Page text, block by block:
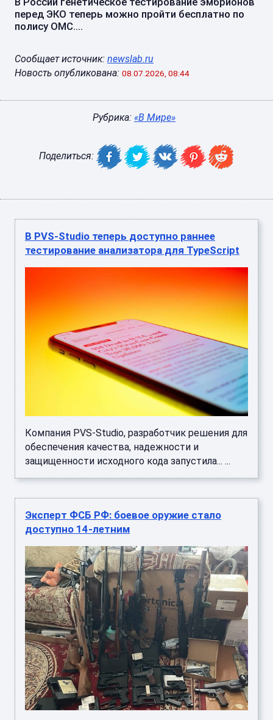
перед ЭКО теперь можно пройти бесплатно по
полису ОМС....
Сообщает источник: newslab.ru
Новость опубликована: 08.07.2026, 08:44
Рубрика: «В Мире»
Поделиться:
В PVS-Studio теперь доступно раннее
тестирование анализатора для TypeScript
Компания PVS-Studio, разработчик решения для
обеспечения качества, надежности и
защищенности исходного кода запустила... ...
Эксперт ФСБ РФ: боевое оружие стало
доступно 14-летним